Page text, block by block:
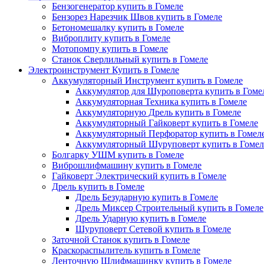
Бензогенератор купить в Гомеле
Бензорез Нарезчик Швов купить в Гомеле
Бетономешалку купить в Гомеле
Виброплиту купить в Гомеле
Мотопомпу купить в Гомеле
Станок Сверлильный купить в Гомеле
Электроинструмент Купить в Гомеле
Аккумуляторный Инструмент купить в Гомеле
Аккумулятор для Шуроповерта купить в
Аккумуляторная Техника купить в Гомеле
Аккумуляторную Дрель купить в Гомеле
Аккумуляторный Гайковерт купить в Гомеле
Аккумуляторный Перфоратор купить в
Аккумуляторный Шуруповерт купить в
Болгарку УШМ купить в Гомеле
Виброшлифмашину купить в Гомеле
Гайковерт Электрический купить в Гомеле
Дрель купить в Гомеле
Дрель Безударную купить в Гомеле
Дрель Миксер Строительный купить в Гомеле
Дрель Ударную купить в Гомеле
Шуруповерт Сетевой купить в Гомеле
Заточной Станок купить в Гомеле
Краскораспылитель купить в Гомеле
Ленточную Шлифмашинку купить в Гомеле